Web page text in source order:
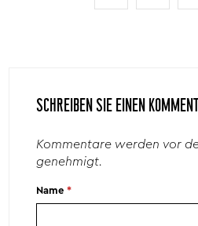
SCHREIBEN SIE EINEN
Kommentare werden vor
genehmigt.
Name*